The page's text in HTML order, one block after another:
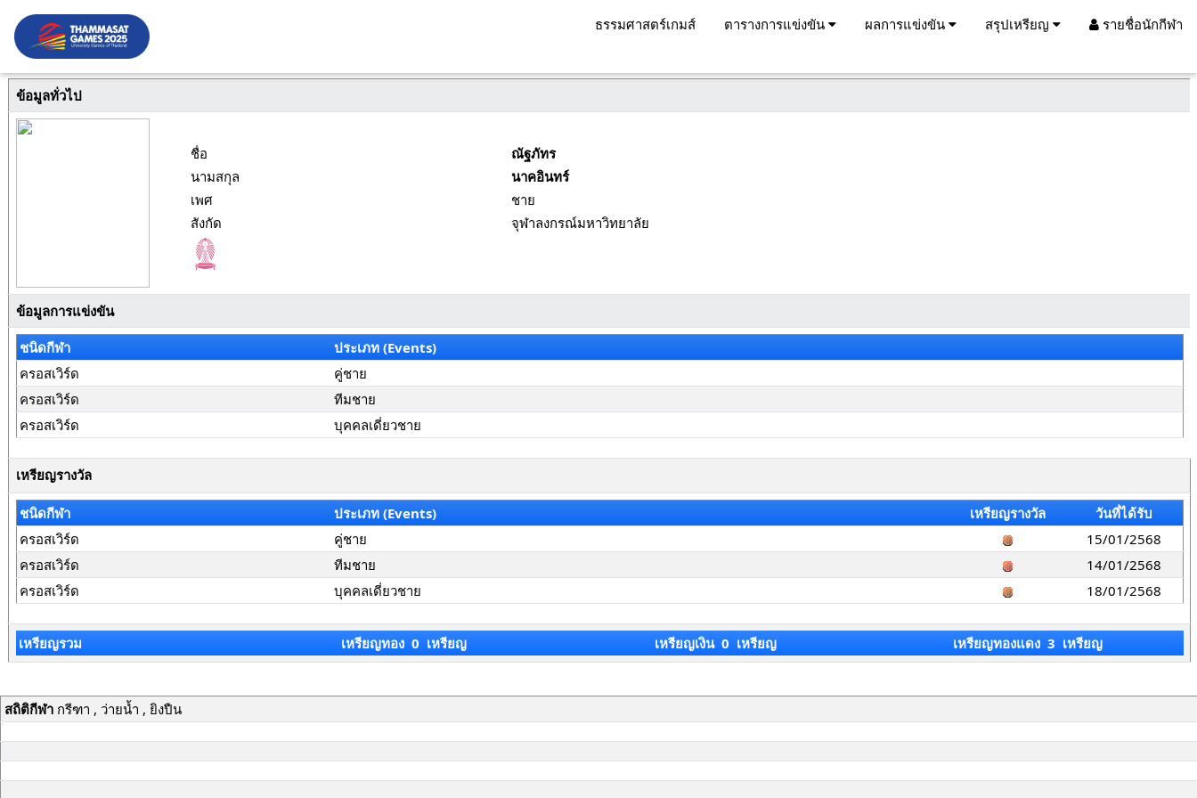
ธรรมศาสตร์เกมส์ ตารางการแข่งขัน ผลการแข่งขัน สรุปเหรียญ รายชื่อนักกีฬา
ข้อมูลทั่วไป
ชื่อ
ณัฐภัทร
นามสกุล
นาคอินทร์
เพศ
ชาย
สังกัด
จุฬาลงกรณ์มหาวิทยาลัย
ข้อมูลการแข่งขัน
ชนิดกีฬา
ประเภท (Events)
ครอสเวิร์ด
คู่ชาย
ครอสเวิร์ด
ทีมชาย
ครอสเวิร์ด
บุคคลเดี่ยวชาย
เหรียญรางวัล
ชนิดกีฬา ประเภท (Events) เหรียญรางวัล
วันที่ได้รับ
ครอสเวิร์ด
คู่ชาย
15/01/2568
ครอสเวิร์ด
ทีมชาย
14/01/2568
ครอสเวิร์ด
บุคคลเดี่ยวชาย 18/01/2568
เหรียญรวม เหรียญทอง 0 เหรียญ เหรียญเงิน 0 เหรียญ เหรียญทองแดง 3 เหรียญ
สถิติกีฬากรีฑา , ว่ายน้ำ , ยิงปืน